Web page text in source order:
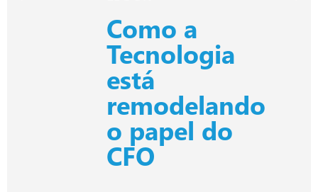
Como a
Tecnologia
está
remodelando
o papel do
CFO